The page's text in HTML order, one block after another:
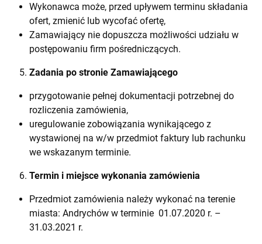
Wykonawca może, przed upływem terminu składania
ofert, zmienić lub wycofać ofertę,
Zamawiający nie dopuszcza możliwości udziału w
postępowaniu firm pośredniczących.
Zadania po stronie Zamawiającego
przygotowanie pełnej dokumentacji potrzebnej do
rozliczenia zamówienia,
uregulowanie zobowiązania wynikającego z
wystawionej na w/w przedmiot faktury lub rachunku
we wskazanym terminie.
Termin i miejsce wykonania zamówienia
Przedmiot zamówienia należy wykonać na terenie
miasta: Andrychów w terminie 01.07.2020 r. –
31.03.2021 r.